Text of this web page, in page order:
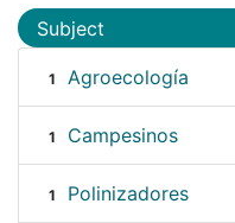
Subject
1 Agroecología
1 Campesinos
1 Polinizadores